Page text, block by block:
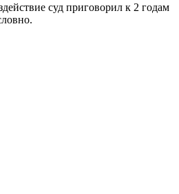
суд приговорил к 2 годам